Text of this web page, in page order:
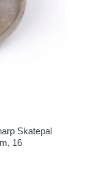
Skatepal
16